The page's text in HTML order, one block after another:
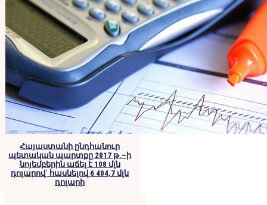
Հայաստանի ընդհանուր
պետական պարտքը 2017 թ.–ի
նոյեմբերին աճել է 108 մլն
դոլարով` հասնելով 6 404,7 մլն
դոլարի